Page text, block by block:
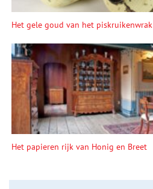
Het gele goud van het piskruikenwrak
Het papieren rijk van Honig en Breet